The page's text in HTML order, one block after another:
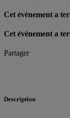
Cet évènement a
Cet évènement a
Partager
Description